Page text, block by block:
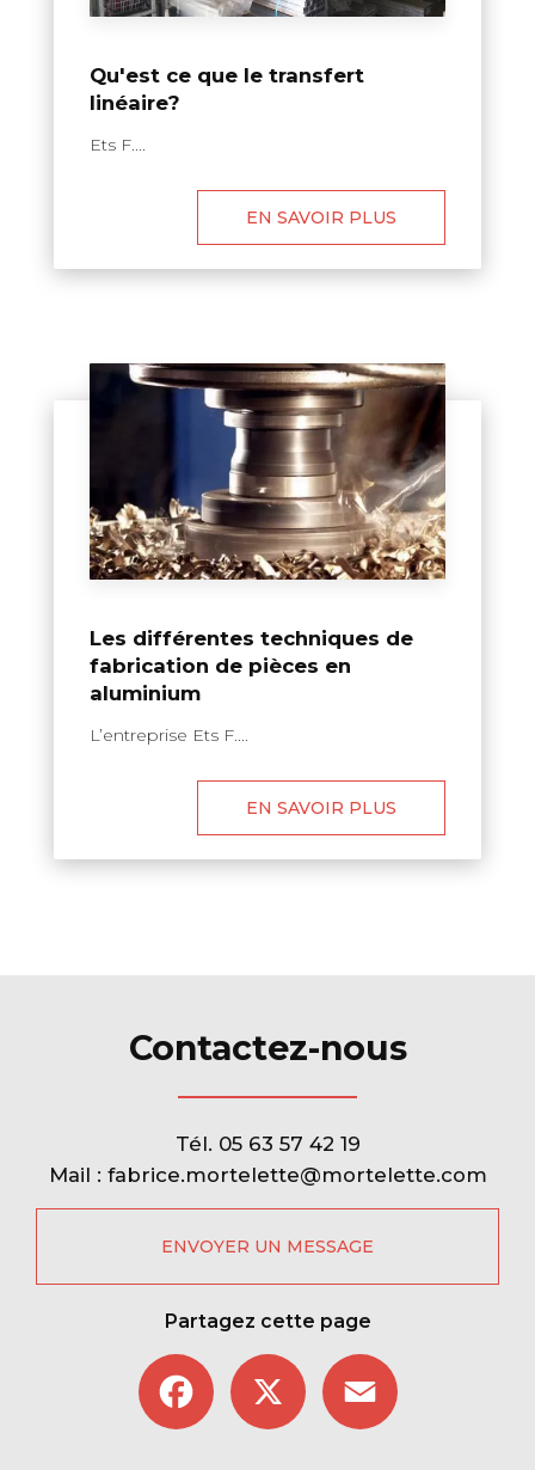
Qu'est ce que le transfert
linéaire?
Ets F....
EN SAVOIR PLUS
Les différentes techniques de
fabrication de pièces en
aluminium
L’entreprise Ets F....
EN SAVOIR PLUS
Contactez-nous
Tél. 05 63 57 42 19
Mail : fabrice.mortelette@mortelette.com
ENVOYER UN MESSAGE
Partagez cette page
Facebook